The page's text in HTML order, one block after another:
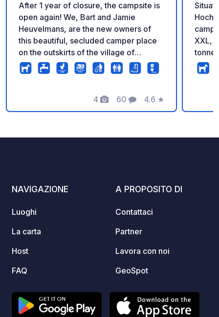
After 1 year of closure, the campsite is
open again! We, Bart and Jamie
Heuvelmans, are the new owners of
this beautiful, secluded camper place
on the outskirts of the village of
Maasbree. If you like cycling and
walking, there are beautiful routes to
Limburg. We welcome you to the
camper place (if not longer than 8 m).
4
Foto
60
Commenti
4.6
Valutazione
★
XXL,
piatti
NAVIGAZIONE
Luoghi
La carta
Host
FAQ
A PROPOSITO DI
Contattaci
Partner
Lavora con noi
GeoSpot